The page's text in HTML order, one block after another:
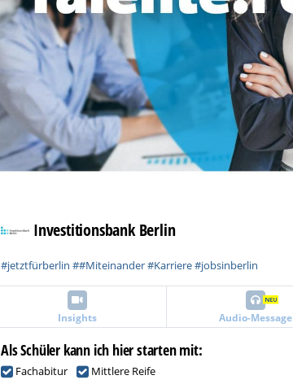
Investitionsbank Berlin
#jetztfürberlin ##Miteinander #Karriere #jobsinberlin
Insights Audio-Message
Als Schüler kann ich hier starten mit:
Fachabitur Mittlere Reife